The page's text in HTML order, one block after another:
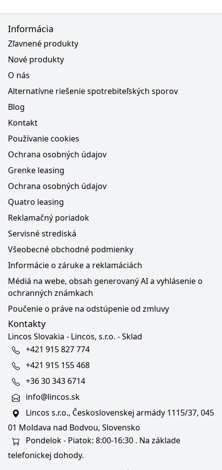
Informácia
Zľavnené produkty
Nové produkty
O nás
Alternatívne riešenie spotrebiteľských sporov
Blog
Kontakt
Používanie cookies
Ochrana osobných údajov
Grenke leasing
Ochrana osobných údajov
Quatro leasing
Reklamačný poriadok
Servisné strediská
Všeobecné obchodné podmienky
Informácie o záruke a reklamáciách
Médiá na webe, obsah generovaný AI a vyhlásenie o
ochranných známkach
Poučenie o práve na odstúpenie od zmluvy
Kontakty
Lincos Slovakia - Lincos, s.r.o. - Sklad
+421 915 827 774
+421 915 155 468
+36 30 343 6714
info@lincos.sk
Lincos s.r.o., Československej armády 1115/37, 045
01 Moldava nad Bodvou, Slovensko
Pondelok - Piatok: 8:00-16:30 . Na základe
telefonickej dohody.